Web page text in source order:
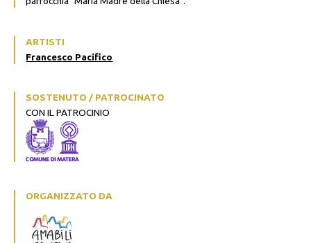
ARTISTI
Francesco Pacifico
SOSTENUTO / PATROCINATO
CON IL PATROCINIO
ORGANIZZATO DA